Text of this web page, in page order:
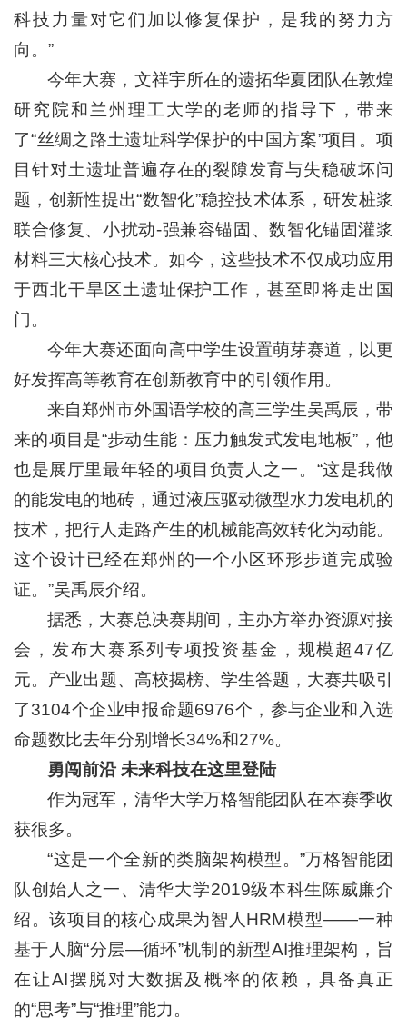
科技力量对它们加以修复保护，是我的努力方
向。”
今年大赛，文祥宇所在的遗拓华夏团队在敦煌
研究院和兰州理工大学的老师的指导下，带来
了“丝绸之路土遗址科学保护的中国方案”项目。项
目针对土遗址普遍存在的裂隙发育与失稳破坏问
题，创新性提出“数智化”稳控技术体系，研发桩浆
联合修复、小扰动-强兼容锚固、数智化锚固灌浆
材料三大核心技术。如今，这些技术不仅成功应用
于西北干旱区土遗址保护工作，甚至即将走出国
门。
今年大赛还面向高中学生设置萌芽赛道，以更
好发挥高等教育在创新教育中的引领作用。
来自郑州市外国语学校的高三学生吴禹辰，带
来的项目是“步动生能：压力触发式发电地板”，他
也是展厅里最年轻的项目负责人之一。“这是我做
的能发电的地砖，通过液压驱动微型水力发电机的
技术，把行人走路产生的机械能高效转化为动能。
这个设计已经在郑州的一个小区环形步道完成验
证。”吴禹辰介绍。
据悉，大赛总决赛期间，主办方举办资源对接
会，发布大赛系列专项投资基金，规模超47亿
元。产业出题、高校揭榜、学生答题，大赛共吸引
了3104个企业申报命题6976个，参与企业和入选
命题数比去年分别增长34%和27%。
勇闯前沿 未来科技在这里登陆
作为冠军，清华大学万格智能团队在本赛季收
获很多。
“这是一个全新的类脑架构模型。”万格智能团
队创始人之一、清华大学2019级本科生陈威廉介
绍。该项目的核心成果为智人HRM模型——一种
基于人脑“分层—循环”机制的新型AI推理架构，旨
在让AI摆脱对大数据及概率的依赖，具备真正
的“思考”与“推理”能力。